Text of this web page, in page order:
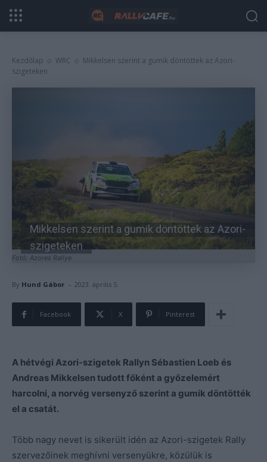
Kezdőlap WRC
Mikkelsen szerint a gumik döntöttek az Azori-
szigeteken
Fotó: Azores Rallye
Mikkelsen szerint a gumik döntöttek az Azori-
szigeteken
By Hund Gábor - 2023. április 5.
Facebook X Pinterest
A hétvégi Azori-szigetek Rallyn Sébastien Loeb és
Andreas Mikkelsen tudott főként a győzelemért
harcolni, a norvég versenyző szerint a gumik döntötték
el a csatát.
Több nagy nevet is sikerült idén az Azori-szigetek Rally
szervezőinek meghívni versenyükre, közülük is